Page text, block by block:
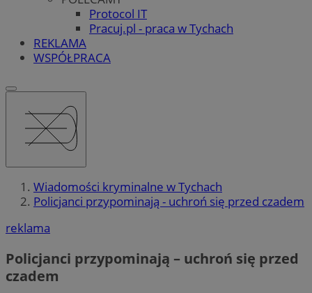
Protocol IT
Pracuj.pl - praca w Tychach
REKLAMA
WSPÓŁPRACA
Wiadomości kryminalne w Tychach
Policjanci przypominają - uchroń się przed czadem
reklama
Policjanci przypominają – uchroń się przed
czadem